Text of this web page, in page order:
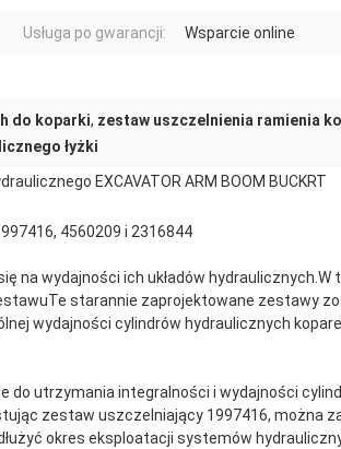
Usługa po gwarancji: Wsparcie online
do koparki, zestaw uszczelnienia ramienia
łyżki
EXCAVATOR ARM BOOM BUCKRT
4560209 i 2316844
na wydajności ich układów hydraulicznych.W
starannie zaprojektowane zestawy
wydajności cylindrów hydraulicznych
do utrzymania integralności i wydajności
zestaw uszczelniający 1997416, można
okres eksploatacji systemów